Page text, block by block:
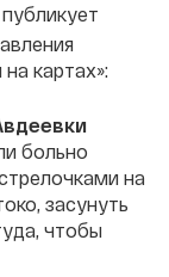
картах»:
больно
на
засунуть
чтобы